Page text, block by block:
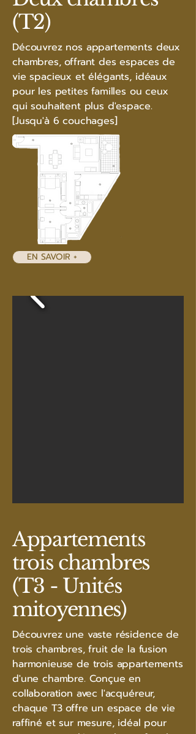
(T2)
Découvrez nos appartements deux
chambres, offrant des espaces de
vie spacieux et élégants, idéaux
pour les petites familles ou ceux
qui souhaitent plus d'espace.
[Jusqu'à 6 couchages]
EN SAVOIR +
Appartements
trois chambres
(T3 - Unités
mitoyennes)
Découvrez une vaste résidence de
trois chambres, fruit de la fusion
harmonieuse de trois appartements
d'une chambre. Conçue en
collaboration avec l'acquéreur,
chaque T3 offre un espace de vie
raffiné et sur mesure, idéal pour